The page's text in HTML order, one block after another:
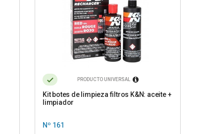
PRODUCTO UNIVERSAL
Kit botes de limpieza filtros K&N: aceite +
limpiador
Nº 161